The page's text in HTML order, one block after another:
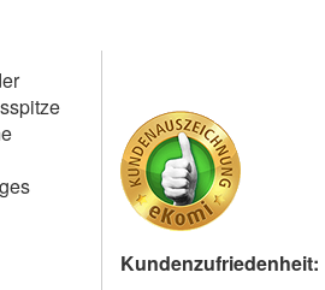
Kundenzufriedenheit: